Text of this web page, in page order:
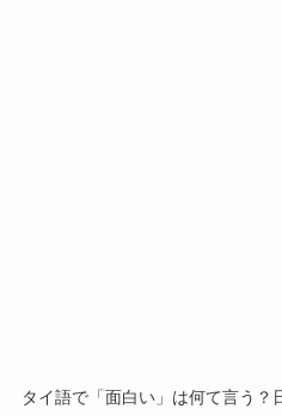
タイ語で「面白い」は何て言う？